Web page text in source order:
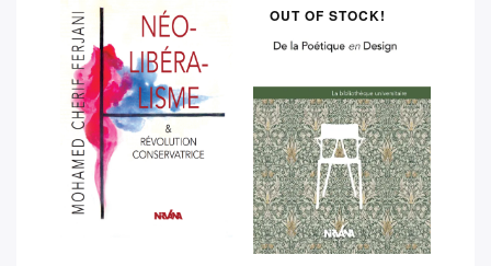
OUT OF STOCK!